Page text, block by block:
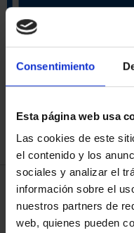
Consentimiento
Esta página web usa
Las cookies de este
el contenido y los
sociales y analizar el
información sobre el
nuestros partners de
web, quienes pueden
ORDENAR POR:
3 Productos encontrados